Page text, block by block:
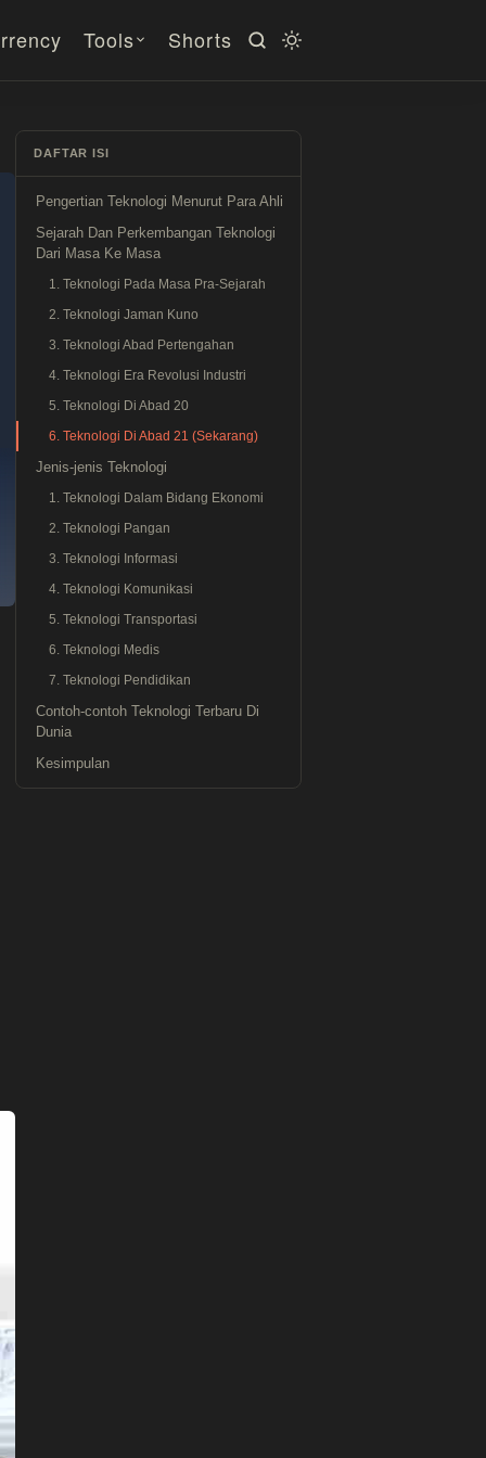
Tools Shorts
DAFTAR ISI
Pengertian Teknologi Menurut Para Ahli
Sejarah Dan Perkembangan Teknologi
Dari Masa Ke Masa
1. Teknologi Pada Masa Pra-Sejarah
2. Teknologi Jaman Kuno
3. Teknologi Abad Pertengahan
4. Teknologi Era Revolusi Industri
5. Teknologi Di Abad 20
6. Teknologi Di Abad 21 (Sekarang)
Jenis-jenis Teknologi
1. Teknologi Dalam Bidang Ekonomi
2. Teknologi Pangan
3. Teknologi Informasi
4. Teknologi Komunikasi
5. Teknologi Transportasi
6. Teknologi Medis
7. Teknologi Pendidikan
Contoh-contoh Teknologi Terbaru Di
Dunia
Kesimpulan